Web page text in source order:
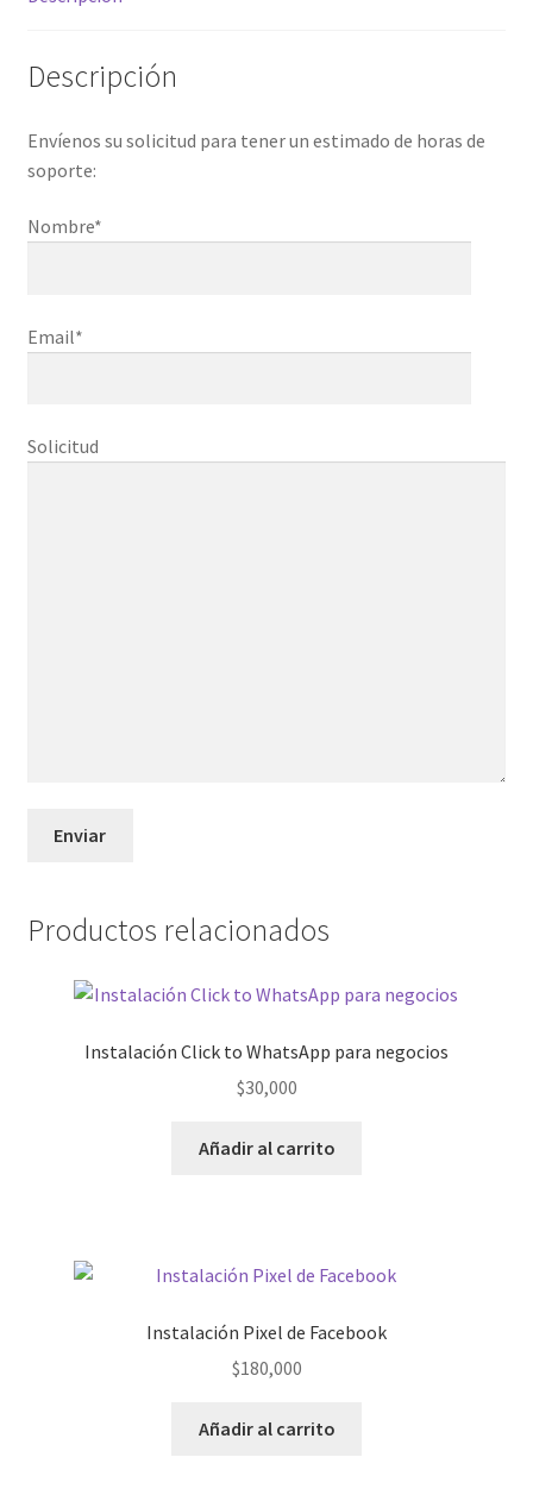
Descripción
Envíenos su solicitud para tener un estimado de horas de
soporte:
Nombre*
Email*
Solicitud
Productos relacionados
Instalación Click to WhatsApp para negocios
$30,000
Añadir al carrito
Instalación Pixel de Facebook
$180,000
Añadir al carrito